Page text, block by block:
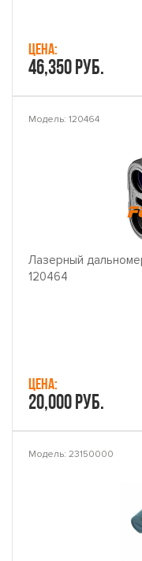
Цена:
46,350 руб.
Модель: 120464
Лазерный
120464
Цена:
20,000 руб.
Модель: 23150000